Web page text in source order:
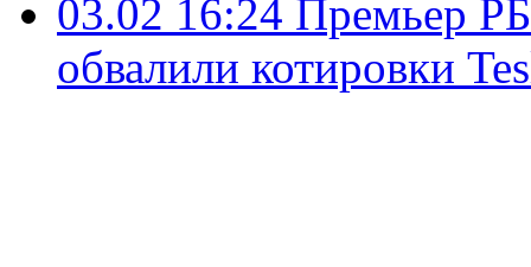
03.02 16:24 Премьер
обвалили котировки